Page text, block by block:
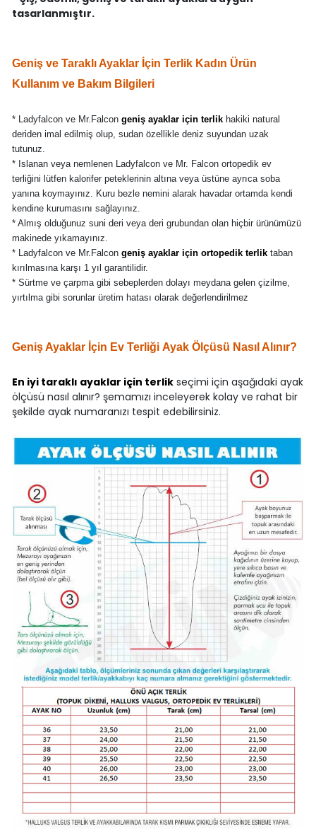
tasarlanmıştır.
Geniş ve Taraklı Ayaklar İçin Terlik Kadın Ürün
Kullanım ve Bakım Bilgileri
* Ladyfalcon ve Mr.Falcon geniş ayaklar için terlikhakiki natural
deriden imal edilmiş olup, sudan özellikle deniz suyundan uzak
tutunuz.
* Islanan veya nemlenen Ladyfalcon ve Mr. Falcon ortopedik ev
terliğini lütfen kalorifer peteklerinin altına veya üstüne ayrıca soba
yanına koymayınız. Kuru bezle nemini alarak havadar ortamda kendi
kendine kurumasını sağlayınız.
* Almış olduğunuz suni deri veya deri grubundan olan hiçbir ürünümüzü
makinede yıkamayınız.
* Ladyfalcon ve Mr.Falcon geniş ayaklar için ortopedik terliktaban
kırılmasına karşı 1 yıl garantilidir.
* Sürtme ve çarpma gibi sebeplerden dolayı meydana gelen çizilme,
yırtılma gibi sorunlar üretim hatası olarak değerlendirilmez
Geniş Ayaklar İçin Ev Terliği Ayak Ölçüsü Nasıl Alınır?
En iyi taraklı ayaklar için terlikseçimi için aşağıdaki ayak
ölçüsü nasıl alınır? şemamızı inceleyerek kolay ve rahat bir
şekilde ayak numaranızı tespit edebilirsiniz.